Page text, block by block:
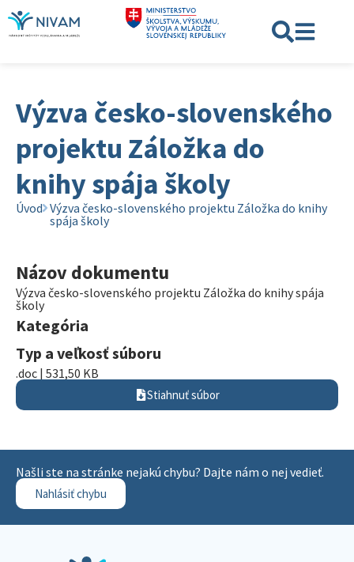
Výzva česko-slovenského
projektu Záložka do
knihy spája školy
Úvod Výzva česko-slovenského projektu Záložka do knihy
spája školy
Názov dokumentu
Výzva česko-slovenského projektu Záložka do knihy spája
školy
Kategória
Typ a veľkosť súboru
.doc | 531,50 KB
Stiahnuť súbor
Našli ste na stránke nejakú chybu? Dajte nám o nej vedieť.
Nahlásiť chybu